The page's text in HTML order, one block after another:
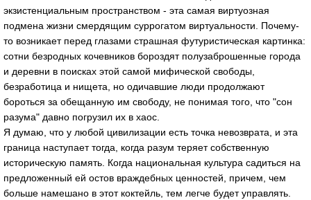
экзистенциальным пространством - эта самая виртуозная
подмена жизни смердящим суррогатом виртуальности. Почему-
то возникает перед глазами страшная футуристическая картинка:
сотни безродных кочевников бороздят полузаброшенные города
и деревни в поисках этой самой мифической свободы,
безработица и нищета, но одичавшие люди продолжают
бороться за обещанную им свободу, не понимая того, что "сон
разума" давно погрузил их в хаос.
Я думаю, что у любой цивилизации есть точка невозврата, и эта
граница наступает тогда, когда разум теряет собственную
историческую память. Когда национальная культура садиться на
предложенный ей остов враждебных ценностей, причем, чем
больше намешано в этот коктейль, тем легче будет управлять.